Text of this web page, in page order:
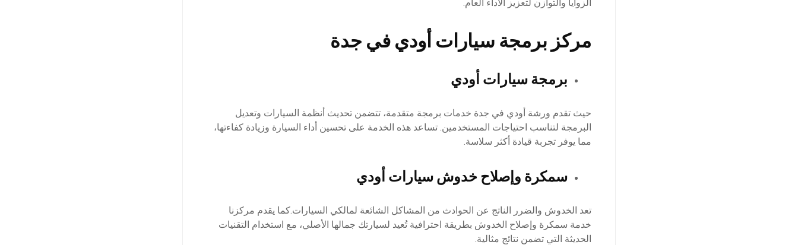
الزوايا والتوازن لتعزيز الأداء العام.
مركز برمجة سيارات أودي في جدة
برمجة سيارات أودي
حيث تقدم ورشة أودي في جدة خدمات برمجة متقدمة، تتضمن تحديث أنظمة السيارات وتعديل
البرمجة لتناسب احتياجات المستخدمين. تساعد هذه الخدمة على تحسين أداء السيارة وزيادة كفاءتها،
مما يوفر تجربة قيادة أكثر سلاسة.
سمكرة وإصلاح خدوش سيارات أودي
تعد الخدوش والضرر الناتج عن الحوادث من المشاكل الشائعة لمالكي السيارات.كما يقدم مركزنا
خدمة سمكرة وإصلاح الخدوش بطريقة احترافية تُعيد لسيارتك جمالها الأصلي، مع استخدام التقنيات
الحديثة التي تضمن نتائج مثالية.